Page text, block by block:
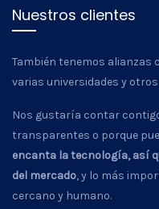
Nuestros clientes
También tenemos alianzas
varias universidades y
Nos gustaría contar
transparentes o porque
encanta la tecnología, así
del mercado, y lo más
cercano y humano.